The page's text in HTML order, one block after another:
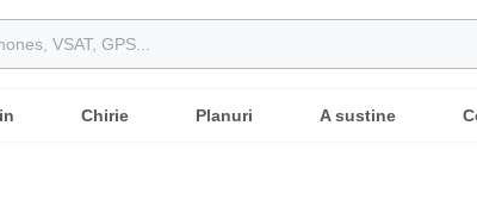
Chirie Planuri A sustine